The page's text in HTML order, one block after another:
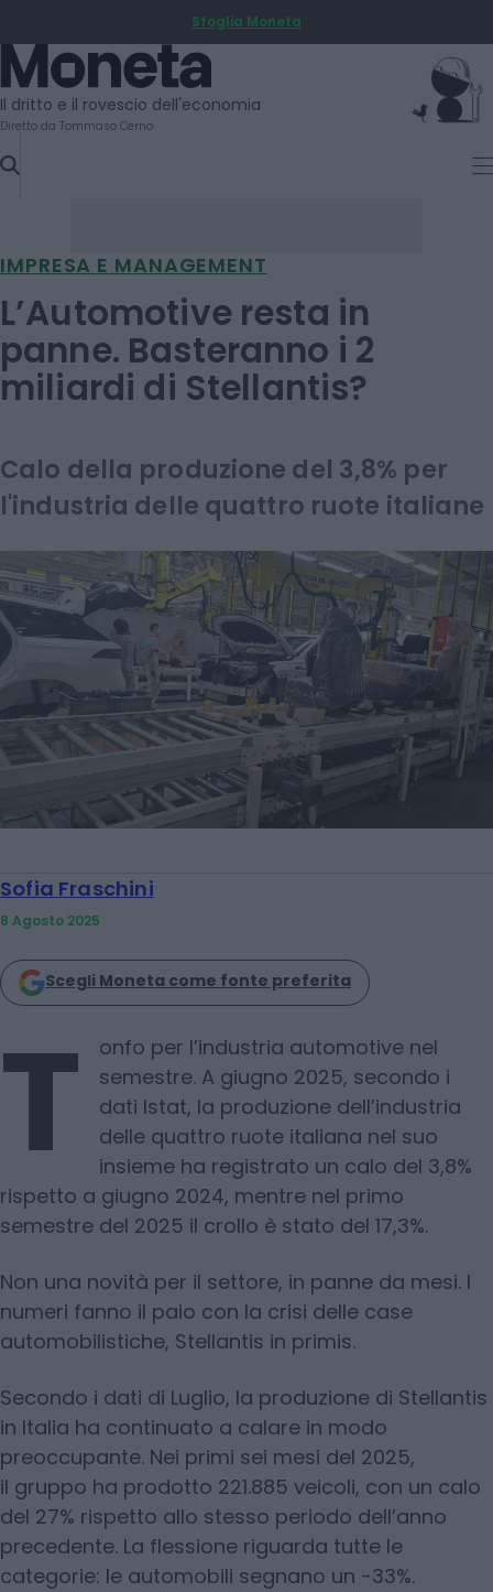
TO
CONTENT
Sfoglia Moneta
Moneta
Il dritto e il rovescio dell'economia
Diretto da Tommaso Cerno
IMPRESA E MANAGEMENT
L’Automotive resta in
panne. Basteranno i 2
miliardi di Stellantis?
Calo della produzione del 3,8% per
l'industria delle quattro ruote italiane
Sofia Fraschini
8 Agosto 2025
Scegli Moneta come fonte preferita
T
onfo per l’industria automotive nel
semestre. A giugno 2025, secondo i
dati Istat, la produzione dell’industria
delle quattro ruote italiana nel suo
insieme ha registrato un calo del 3,8%
rispetto a giugno 2024, mentre nel primo
semestre del 2025 il crollo è stato del 17,3%.
Non una novità per il settore, in panne da mesi. I
numeri fanno il paio con la crisi delle case
automobilistiche, Stellantis in primis.
Secondo i dati di Luglio, la produzione di Stellantis
in Italia ha continuato a calare in modo
preoccupante. Nei primi sei mesi del 2025,
il gruppo ha prodotto 221.885 veicoli, con un calo
del 27% rispetto allo stesso periodo dell’anno
precedente. La flessione riguarda tutte le
categorie: le automobili segnano un -33%.